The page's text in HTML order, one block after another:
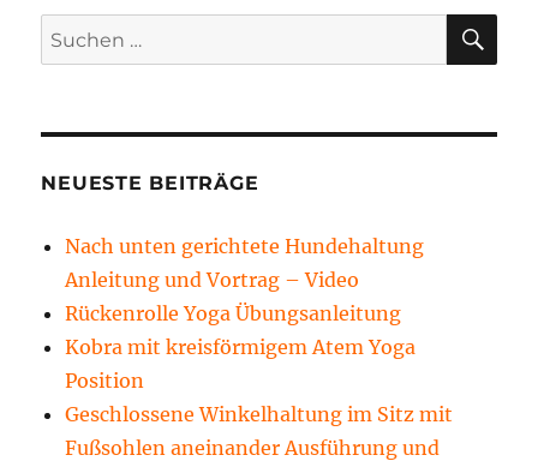
Suchen
nach:
NEUESTE BEITRÄGE
Nach unten gerichtete Hundehaltung
Anleitung und Vortrag – Video
Rückenrolle Yoga Übungsanleitung
Kobra mit kreisförmigem Atem Yoga
Position
Geschlossene Winkelhaltung im Sitz mit
Fußsohlen aneinander Ausführung und